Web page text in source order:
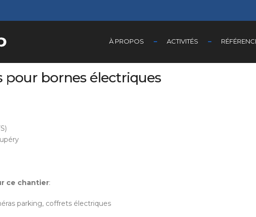
À PROPOS ACTIVITÉS
pour bornes électriques
ce chantier:
parking, coffrets électriques